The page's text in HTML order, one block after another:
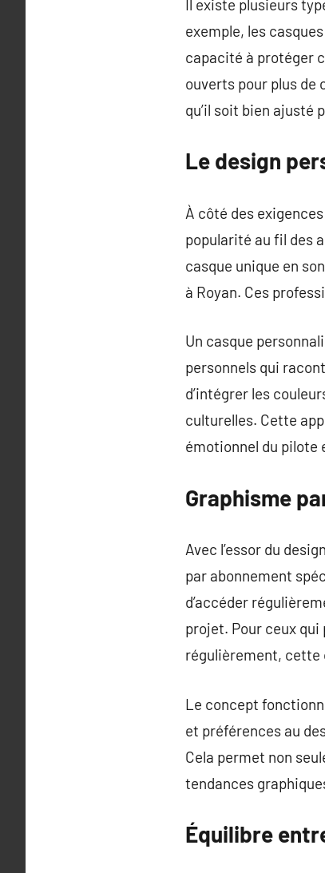
Il existe plusieurs
exemple, les
capacité à protéger
ouverts pour plus de
qu’il soit bien ajusté
Le design
À côté des
popularité au fil des
casque unique en
à Royan. Ces
Un casque
personnels qui
d’intégrer les
culturelles. Cette
émotionnel du pilote
Graphisme
Avec l’essor du
par abonnement
d’accéder
projet. Pour ceux
régulièrement,
Le concept
et préférences au
Cela permet non
tendances
Équilibre